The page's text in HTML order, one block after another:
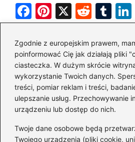
Zgodnie z europejskim prawem,
poinformować Cię jak działają pliki
ciasteczka. W dużym skrócie
wykorzystanie Twoich danych.
treści, pomiar reklam i treści,
ulepszanie usług. Przechowywanie
urządzeniu lub dostęp do nich.
Twoje dane osobowe będą
Twojego urządzenia (pliki cookie,
F
a
c
e
b
o
o
k
Pi
nt
er
e
st
X
R
e
d
di
t
T
u
m
bl
r
Prosty sposób na
giełdy – skorzystaj z
błędów w rozliczeniu
Czy giełda
musisz znać!